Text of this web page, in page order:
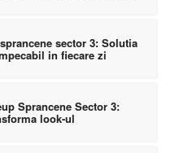
sector 3: Solutia
in fiecare zi
Sprancene Sector 3:
look-ul